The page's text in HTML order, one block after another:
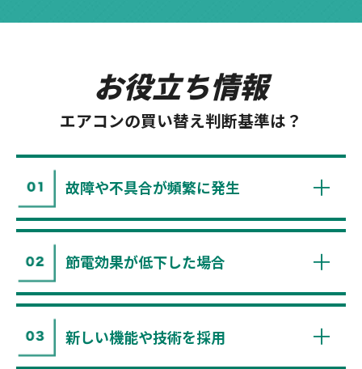
お役立ち情報
エアコンの買い替え判断基準は？
故障や不具合が頻繁に発生
節電効果が低下した場合
新しい機能や技術を採用